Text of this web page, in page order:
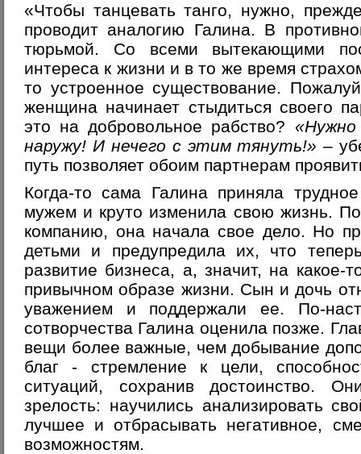
«Чтобы танцевать танго, нужно,
проводит аналогию Галина. В
тюрьмой. Со всеми вытекающими
интереса к жизни и в то же время
то устроенное существование.
женщина начинает стыдиться своего
это на добровольное рабство?
наружу! И нечего с этим тянуть!»–
путь позволяет обоим партнерам
Когда-то сама Галина приняла
мужем и круто изменила свою жизнь.
компанию, она начала свое дело. Но
детьми и предупредила их, что
развитие бизнеса, а, значит, на какое-
привычном образе жизни. Сын и дочь
уважением и поддержали ее. По-
сотворчества Галина оценила позже.
вещи более важные, чем добывание
благ - стремление к цели,
ситуаций, сохранив достоинство.
зрелость: научились анализировать
лучшее и отбрасывать негативное,
возможностям.